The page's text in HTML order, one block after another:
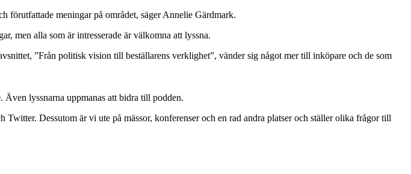
förutfattade meningar på området, säger Annelie Gärdmark.
men alla som är intresserade är välkomna att lyssna.
”Från politisk vision till beställarens verklighet”, vänder sig något mer till inköpare och de som
lyssnarna uppmanas att bidra till podden.
Dessutom är vi ute på mässor, konferenser och en rad andra platser och ställer olika frågor till